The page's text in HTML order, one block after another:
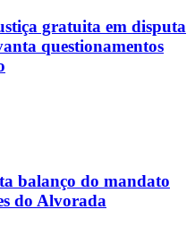
gratuita em disputa
questionamentos
balanço do mandato
do Alvorada